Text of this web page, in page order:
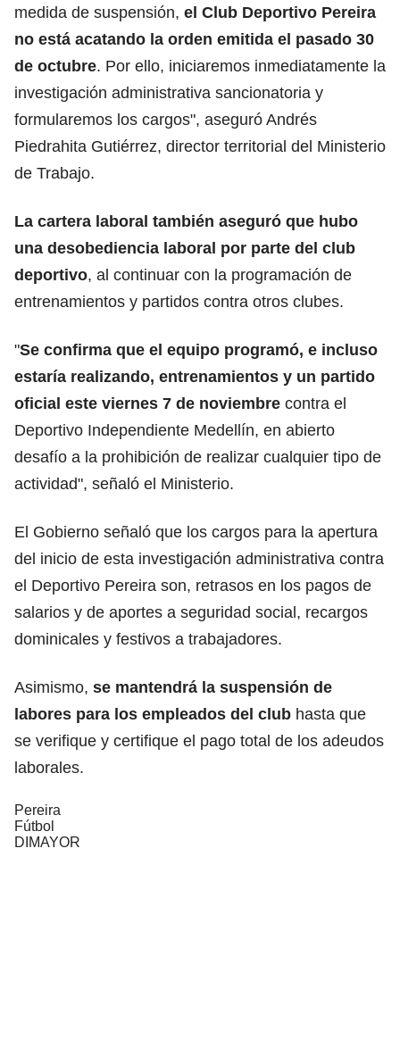
medida de suspensión, el Club Deportivo Pereira
no está acatando la orden emitida el pasado 30
de octubre. Por ello, iniciaremos inmediatamente la
investigación administrativa sancionatoria y
formularemos los cargos", aseguró Andrés
Piedrahita Gutiérrez, director territorial del Ministerio
de Trabajo.
La cartera laboral también aseguró que hubo
una desobediencia laboral por parte del club
deportivo, al continuar con la programación de
entrenamientos y partidos contra otros clubes.
"Se confirma que el equipo programó, e incluso
estaría realizando, entrenamientos y un partido
oficial este viernes 7 de noviembre contra el
Deportivo Independiente Medellín, en abierto
desafío a la prohibición de realizar cualquier tipo de
actividad", señaló el Ministerio.
El Gobierno señaló que los cargos para la apertura
del inicio de esta investigación administrativa contra
el Deportivo Pereira son, retrasos en los pagos de
salarios y de aportes a seguridad social, recargos
dominicales y festivos a trabajadores.
Asimismo, se mantendrá la suspensión de
labores para los empleados del club hasta que
se verifique y certifique el pago total de los adeudos
laborales.
Pereira
Fútbol
DIMAYOR